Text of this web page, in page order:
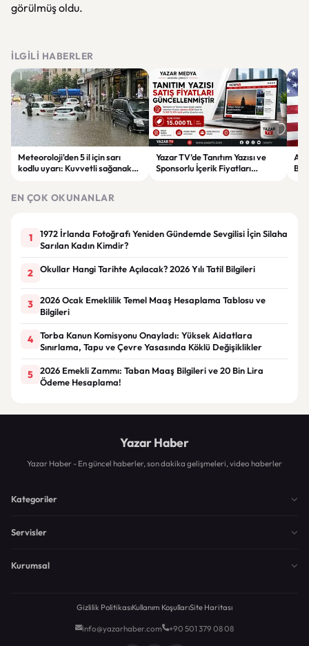
görülmüş oldu.
İLGILI HABERLER
Meteoroloji'den 5 il için sarı
kodlu uyarı: Kuvvetli sağanak
Yazar TV’de Tanıtım Yazısı ve
Sponsorlu İçerik Fiyatları
EN ÇOK OKUNANLAR
1
1972 İrlanda Fotoğrafı Yeniden Gündemde Sevgilisi İçin Silaha
Sarılan Kadın Kimdir?
2 Okullar Hangi Tarihte Açılacak? 2026 Yılı Tatil Bilgileri
3
2026 Ocak Emeklilik Temel Maaş Hesaplama Tablosu ve
Bilgileri
4
Torba Kanun Komisyonu Onayladı: Yüksek Aidatlara
Sınırlama, Tapu ve Çevre Yasasında Köklü Değişiklikler
5
2026 Emekli Zammı: Taban Maaş Bilgileri ve 20 Bin Lira
Ödeme Hesaplama!
Yazar Haber
Yazar Haber - En güncel haberler, son dakika gelişmeleri, video haberler
Kategoriler
Servisler
Kurumsal
Gizlilik PolitikasıKullanım KoşullarıSite Haritası
info@yazarhaber.com +90 501 379 08 08